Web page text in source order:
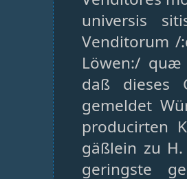
universis
Venditorum /
Löwen:/ quæ
daß dieses
gemeldet
producirten
gäßlein zu
geringste